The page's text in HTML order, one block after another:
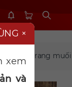
vỏ lụa rang
×
xem
và